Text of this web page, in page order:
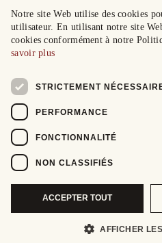
Notre site Web utilise des cookies
utilisateur. En utilisant notre site
cookies conformément à notre
savoir plus
STRICTEMENT
PERFORMANCE
FONCTIONNALITÉ
NON CLASSIFIÉS
ACCEPTER TOUT
AFFICHER